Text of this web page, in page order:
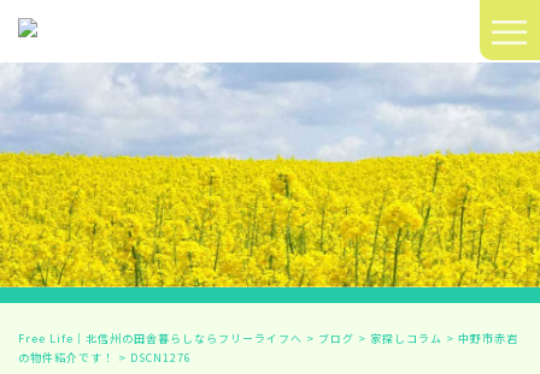
≡
Free Life｜北信州の田舎暮らしならフリーライフへ > ブログ > 家探しコラム > 中野市赤岩
の物件紹介です！
> DSCN1276